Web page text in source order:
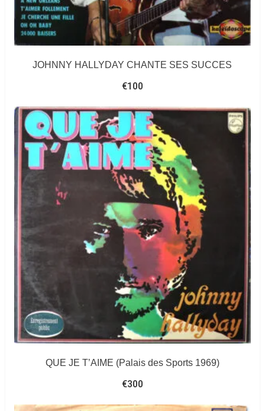
JOHNNY HALLYDAY CHANTE SES SUCCES
€100
QUE JE T’AIME (Palais des Sports 1969)
€300